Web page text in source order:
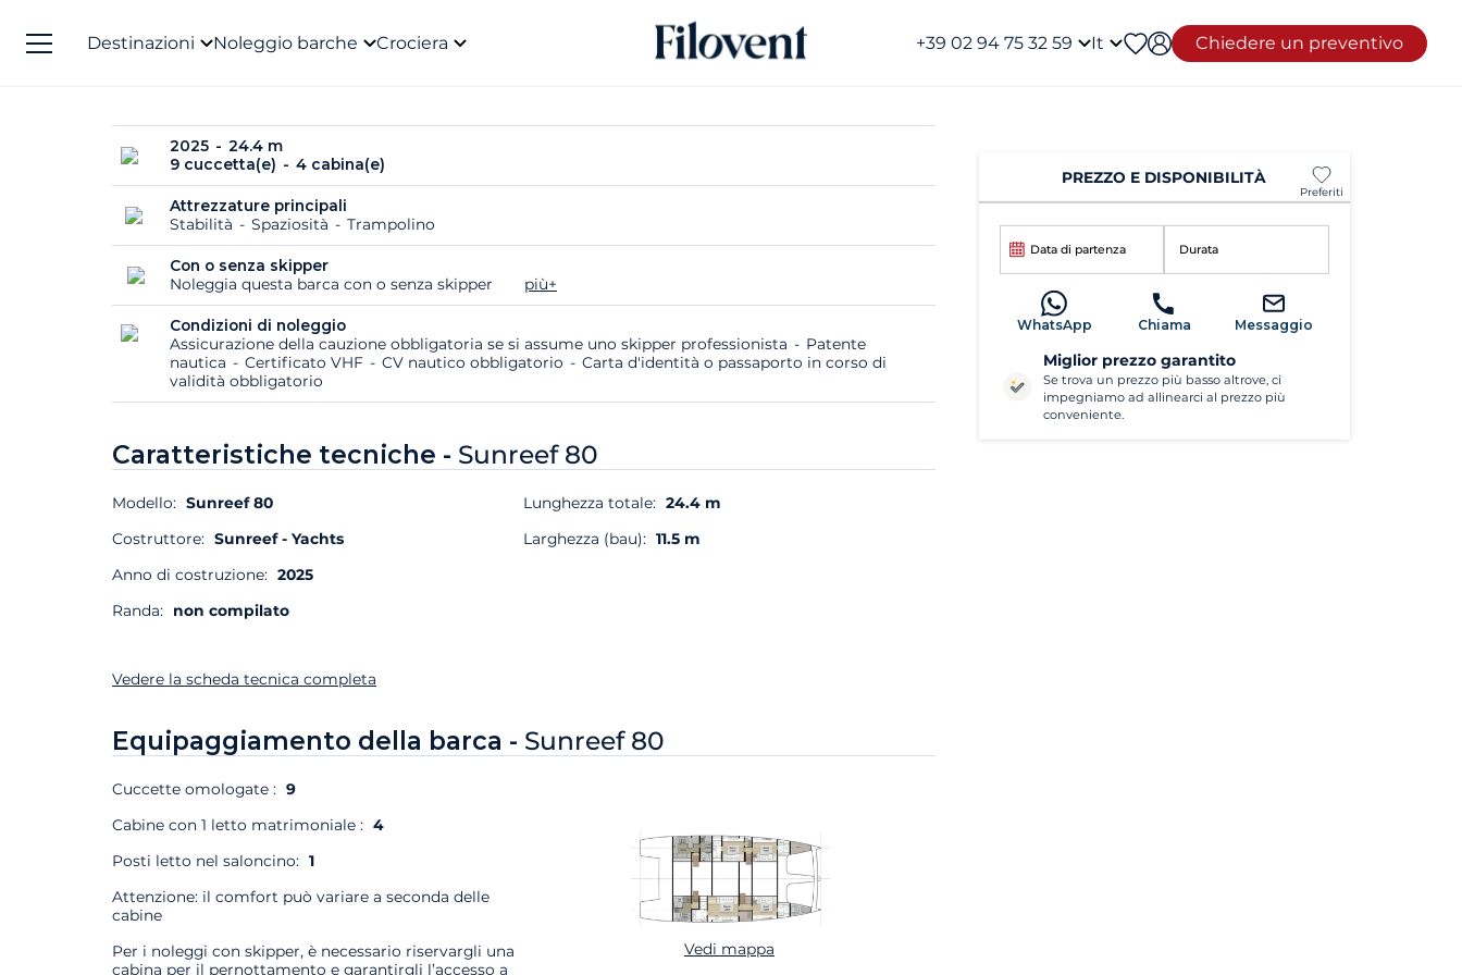
Destinazioni Noleggio barche Crociera +39 02 94 75 32 59 It Chiedere un preventivo
2025
24.4 m
9 cuccetta(e)
4 cabina(e)
Attrezzature principali
Stabilità
Spaziosità Trampolino
Con o senza skipper
Noleggia questa barca con o senza skipper
più+
Condizioni di noleggio
Assicurazione della cauzione obbligatoria se si assume uno skipper professionista
Patente
nautica
Certificato VHF CV nautico obbligatorio
Carta d'identità o passaporto in corso di
validità obbligatorio
Caratteristiche tecniche - Sunreef 80
Modello: Sunreef 80
Costruttore: Sunreef - Yachts
Anno di costruzione: 2025
Randa: non compilato
Lunghezza totale: 24.4 m
Larghezza (bau): 11.5 m
Vedere la scheda tecnica completa
Equipaggiamento della barca - Sunreef 80
Cuccette omologate : 9
Cabine con 1 letto matrimoniale : 4
Posti letto nel saloncino: 1
Attenzione: il comfort può variare a seconda delle
cabine
Per i noleggi con skipper, è necessario riservargli una
cabina per il pernottamento e garantirgli l’accesso a
Vedi mappa
PREZZO E DISPONIBILITÀ
Preferiti
Data di partenza Durata
WhatsApp Chiama Messaggio
Miglior prezzo garantito
Se trova un prezzo più basso altrove, ci
impegniamo ad allinearci al prezzo più
conveniente.